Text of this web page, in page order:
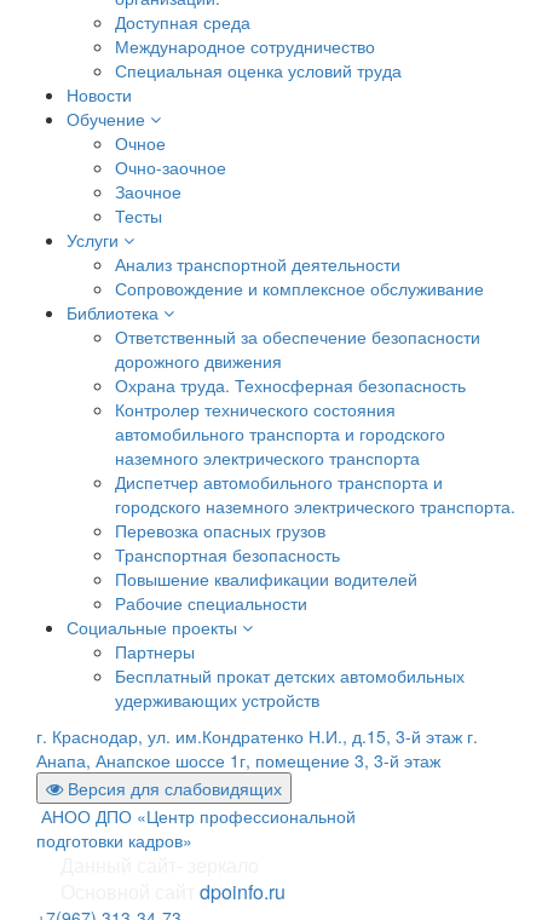
Доступная среда
Международное сотрудничество
Специальная оценка условий труда
Новости
Обучение
Очное
Очно-заочное
Заочное
Тесты
Услуги
Анализ транспортной деятельности
Сопровождение и комплексное обслуживание
Библиотека
Ответственный за обеспечение безопасности
дорожного движения
Охрана труда. Техносферная безопасность
Контролер технического состояния
автомобильного транспорта и городского
наземного электрического транспорта
Диспетчер автомобильного транспорта и
городского наземного электрического транспорта.
Перевозка опасных грузов
Транспортная безопасность
Повышение квалификации водителей
Рабочие специальности
Социальные проекты
Партнеры
Бесплатный прокат детских автомобильных
удерживающих устройств
г. Краснодар, ул. им.Кондратенко Н.И., д.15, 3-й этаж г.
Анапа, Анапское шоссе 1г, помещение 3, 3-й этаж
Версия для слабовидящих
АНОО ДПО «Центр профессиональной
подготовки кадров»
dpoinfo.ru